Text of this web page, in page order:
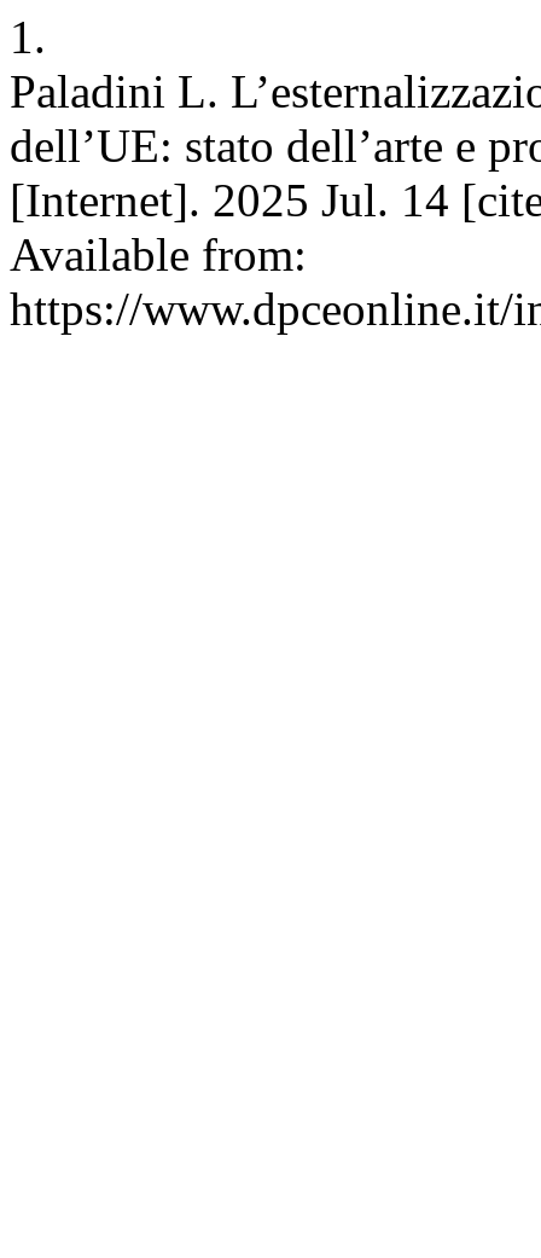
1.
Paladini L.
dell’UE: stato dell’arte e
[Internet]. 2025 Jul. 14
Available from:
https://www.dpceonline.it/